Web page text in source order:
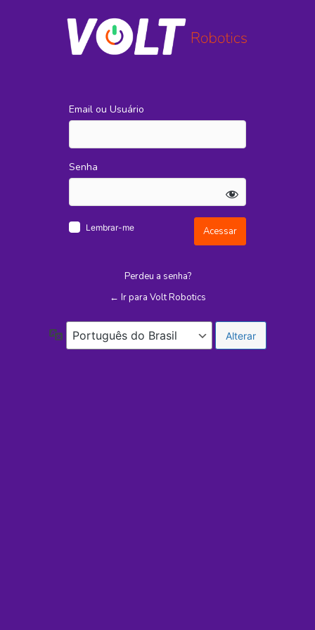
Email ou Usuário
Senha
Lembrar-me
Perdeu a senha?
← Ir para Volt Robotics
Idioma